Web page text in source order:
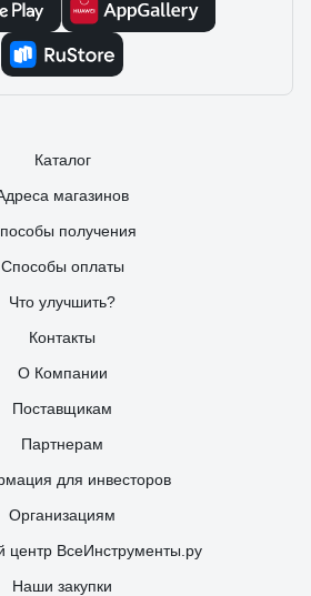
Каталог
магазинов
получения
Способы оплаты
Что улучшить?
Контакты
О Компании
Поставщикам
Партнерам
для инвесторов
Организациям
центр ВсеИнструменты.ру
Наши закупки